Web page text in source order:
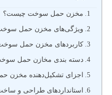
مخزن حمل سوخت چیست؟
ویژگی‌های مخزن حمل
کاربردهای مخزن حمل
دسته بندی مخازن حمل
اجزای تشکیل‌دهنده مخزن
استانداردهای طراحی و